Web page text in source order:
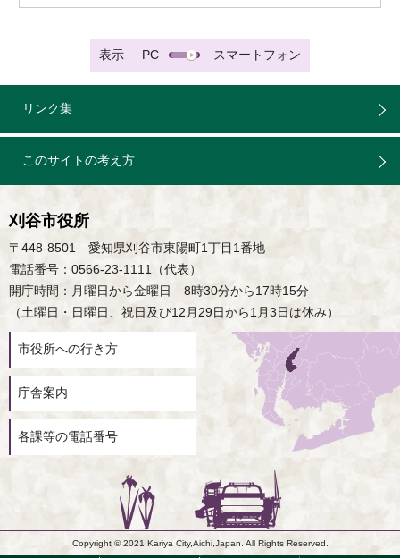
表示 PC スマートフォン
リンク集
このサイトの考え方
刈谷市役所
〒448-8501 愛知県刈谷市東陽町1丁目1番地
電話番号：0566-23-1111（代表）
開庁時間：月曜日から金曜日 8時30分から17時15分
（土曜日・日曜日、祝日及び12月29日から1月3日は休み）
市役所への行き方
庁舎案内
各課等の電話番号
Copyright © 2021 Kariya City,Aichi,Japan. All Rights Reserved.